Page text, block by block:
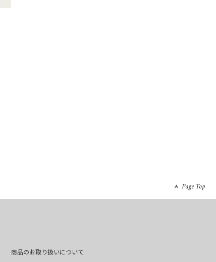
Page Top
商品のお取り扱いについて